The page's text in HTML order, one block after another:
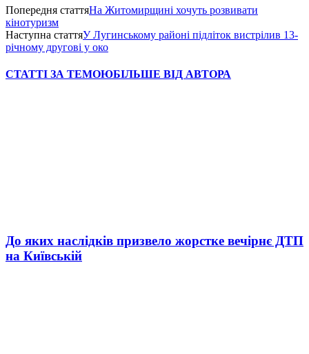
Попередня статтяНа Житомирщині хочуть розвивати
кінотуризм
Наступна статтяУ Лугинському районі підліток вистрілив 13-
річному другові у око
СТАТТІ ЗА ТЕМОЮБІЛЬШЕ ВІД АВТОРА
До яких наслідків призвело жорстке вечірнє ДТП
на Київській